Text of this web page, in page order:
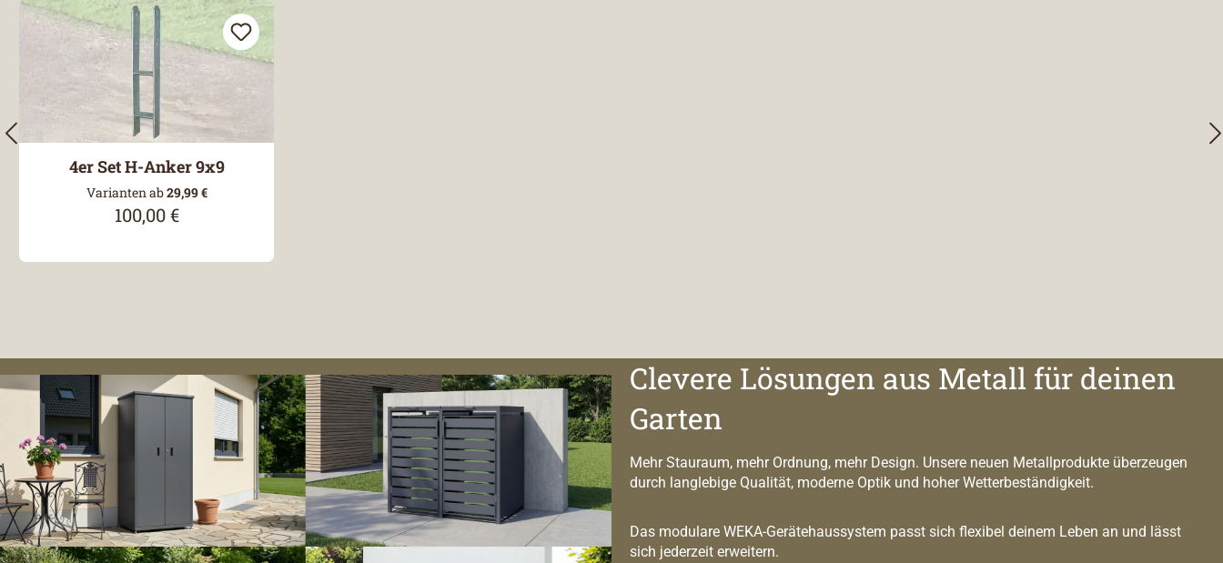
4er Set H-Anker 9x9
Varianten ab29,99 €
Regulärer Preis:
100,00 €
Clevere Lösungen aus Metall für deinen
Garten
Mehr Stauraum, mehr Ordnung, mehr Design. Unsere neuen Metallprodukte überzeugen
durch langlebige Qualität, moderne Optik und hoher Wetterbeständigkeit.
Das modulare WEKA-Gerätehaussystem passt sich flexibel deinem Leben an und lässt
sich jederzeit erweitern.